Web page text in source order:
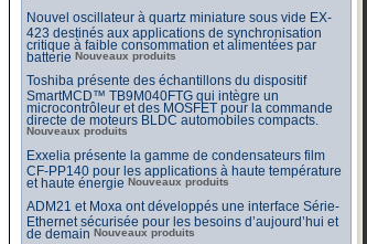
Nouvel oscillateur à quartz miniature sous vide EX-
423 destinés aux applications de synchronisation
critique à faible consommation et alimentées par
batterie Nouveaux produits
Toshiba présente des échantillons du dispositif
SmartMCD™ TB9M040FTG qui intègre un
microcontrôleur et des MOSFET pour la commande
directe de moteurs BLDC automobiles compacts.
Nouveaux produits
Exxelia présente la gamme de condensateurs film
CF-PP140 pour les applications à haute température
et haute énergie Nouveaux produits
ADM21 et Moxa ont développés une interface Série-
Ethernet sécurisée pour les besoins d’aujourd’hui et
de demain Nouveaux produits